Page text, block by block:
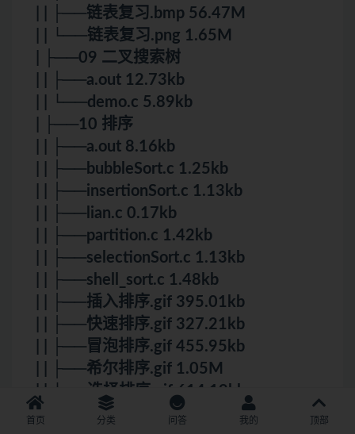
| | ├──链表复习.bmp 56.47M
| | └──链表复习.png 1.65M
| ├──09 二叉搜索树
| | ├──a.out 12.73kb
| | └──demo.c 5.89kb
| ├──10 排序
| | ├──a.out 8.16kb
| | ├──bubbleSort.c 1.25kb
| | ├──insertionSort.c 1.13kb
| | ├──lian.c 0.17kb
| | ├──partition.c 1.42kb
| | ├──selectionSort.c 1.13kb
| | ├──shell_sort.c 1.48kb
| | ├──插入排序.gif 395.01kb
| | ├──快速排序.gif 327.21kb
| | ├──冒泡排序.gif 455.95kb
| | ├──希尔排序.gif 1.05M
| | └──选择排序.gif 614.19kb
| ├──笔记
首页 分类 问答 我的 顶部